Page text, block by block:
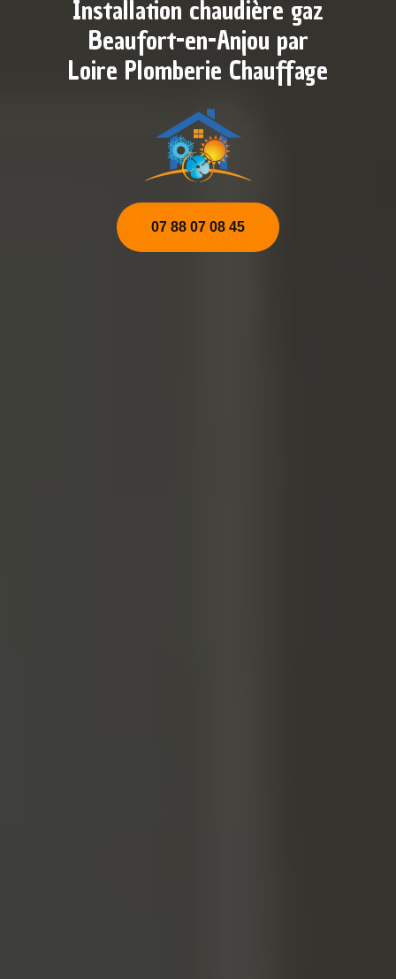
Installation chaudière gaz
Beaufort-en-Anjou par
Loire Plomberie Chauffage
07 88 07 08 45